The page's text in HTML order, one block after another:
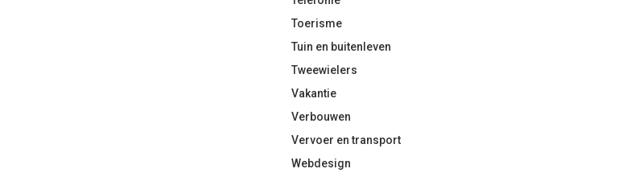
Toerisme
Tuin en buitenleven
Tweewielers
Vakantie
Verbouwen
Vervoer en transport
Webdesign